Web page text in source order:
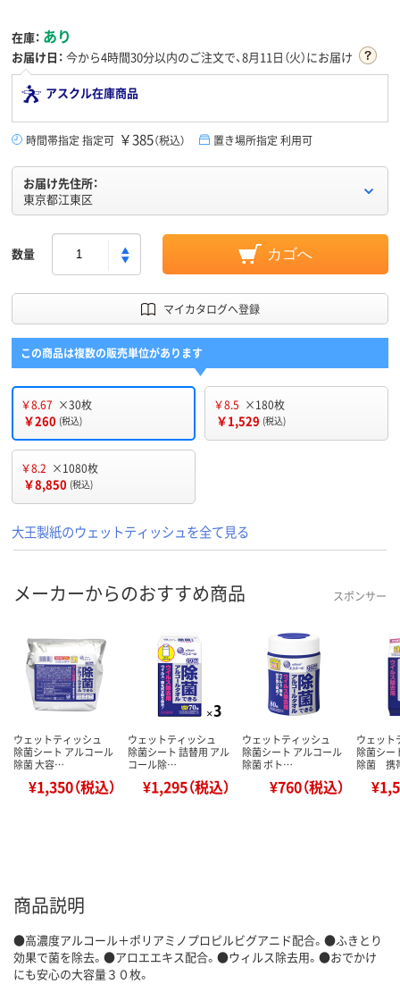
在庫： あり
お届け日： 今から4時間30分以内のご注文で、8月11日（火）にお届け
アスクル在庫商品
時間帯指定 指定可 ￥385（税込） 置き場所指定 利用可
お届け先住所：
東京都江東区
数量 カゴへ
マイカタログへ登録
この商品は複数の販売単位があります
￥8.67 ×30枚
￥260 (税込)
￥8.5 ×180枚
￥1,529 (税込)
￥8.2 ×1080枚
￥8,850 (税込)
大王製紙のウェットティッシュを全て見る
メーカーからのおすすめ商品 スポンサー
ウェットティッシュ
除菌シート アルコール
除菌 大容…
¥1,350（税込）
ウェットティッシュ
除菌シート 詰替用 アル
コール除…
¥1,295（税込）
ウェットティッシュ
除菌シート アルコール
除菌 ボト…
¥760（税込）
ウェッ
除菌シー
除菌 携
商品説明
●高濃度アルコール＋ポリアミノプロピルビグアニド配合。●ふきとり
効果で菌を除去。●アロエエキス配合。●ウィルス除去用。●おでかけ
にも安心の大容量３０枚。